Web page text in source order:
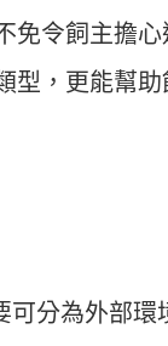
免令飼主擔心
型，更能幫助
可分為外部環